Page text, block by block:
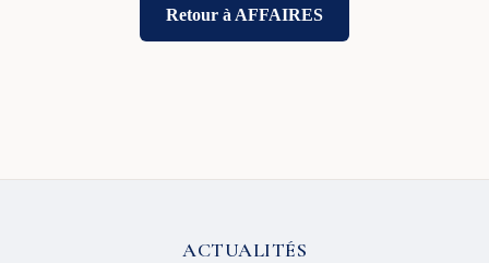
Retour à AFFAIRES
ACTUALITÉS